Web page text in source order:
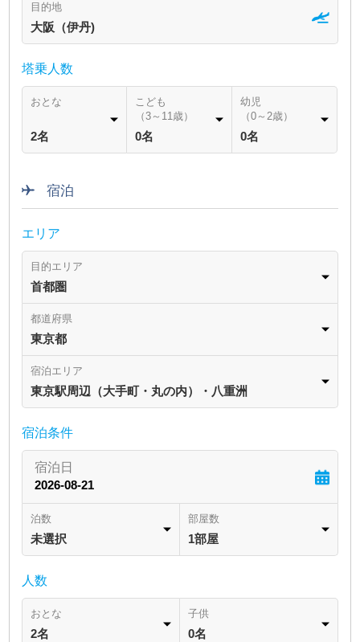
目的地
大阪（伊丹)
塔乗人数
おとな
2名
こども
（3～11歳）
0名
幼児
（0～2歳）
0名
宿泊
エリア
目的エリア
首都圏
都道府県
東京都
宿泊エリア
東京駅周辺（大手町・丸の内）・八重洲
宿泊条件
泊数
未選択
部屋数
1部屋
人数
おとな
2名
子供
0名